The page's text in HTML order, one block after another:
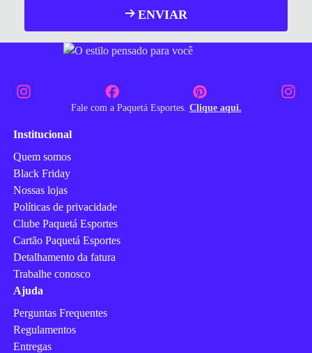
ENVIAR
Fale com a Paquetá Esportes. Clique aqui.
Institucional
Quem somos
Black Friday
Nossas lojas
Políticas de privacidade
Clube Paquetá Esportes
Cartão Paquetá Esportes
Detalhamento da fatura
Trabalhe conosco
Ajuda
Perguntas Frequentes
Regulamentos
Entregas